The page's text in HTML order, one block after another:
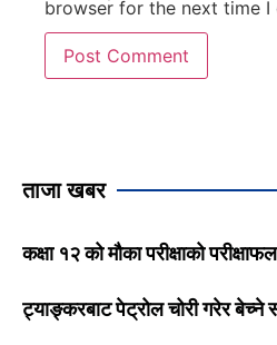
browser for the next time I
ताजा खबर
कक्षा १२ को मौका परीक्षाको
ट्याङ्करबाट पेट्रोल चोरी गरेर बेच्ने